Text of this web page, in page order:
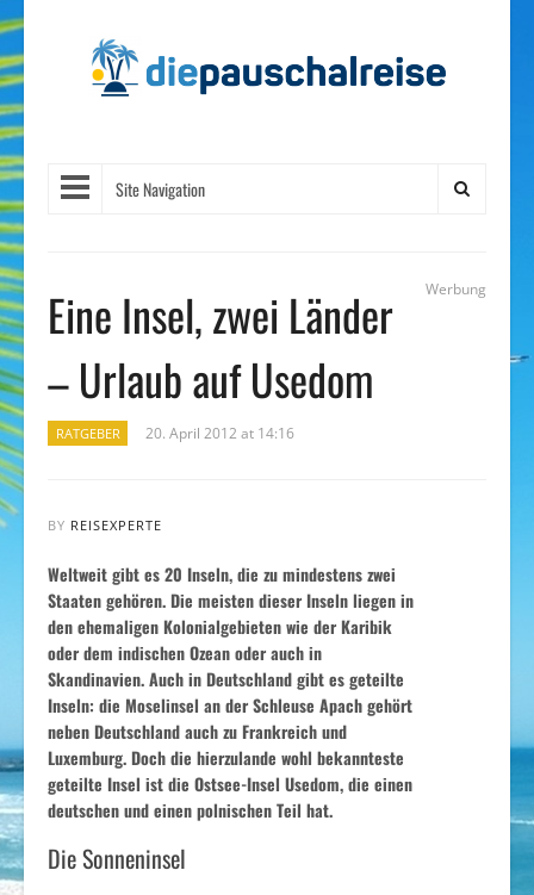
Site Navigation
Eine Insel, zwei Länder
– Urlaub auf Usedom
Werbung
RATGEBER 20. April 2012 at 14:16
BY REISEXPERTE
Weltweit gibt es 20 Inseln, die zu mindestens zwei
Staaten gehören. Die meisten dieser Inseln liegen in
den ehemaligen Kolonialgebieten wie der Karibik
oder dem indischen Ozean oder auch in
Skandinavien. Auch in Deutschland gibt es geteilte
Inseln: die Moselinsel an der Schleuse Apach gehört
neben Deutschland auch zu Frankreich und
Luxemburg. Doch die hierzulande wohl bekannteste
geteilte Insel ist die Ostsee-Insel Usedom, die einen
deutschen und einen polnischen Teil hat.
Die Sonneninsel